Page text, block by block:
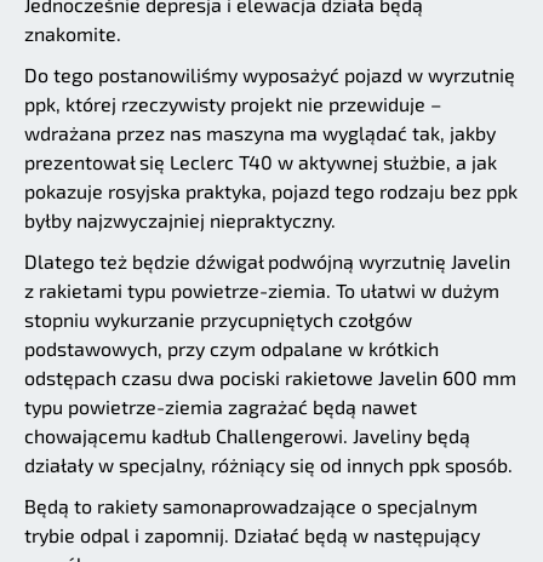
znakomite.
Do tego postanowiliśmy wyposażyć pojazd w wyrzutnię
ppk, której rzeczywisty projekt nie przewiduje –
wdrażana przez nas maszyna ma wyglądać tak, jakby
prezentował się Leclerc T40 w aktywnej służbie, a jak
pokazuje rosyjska praktyka, pojazd tego rodzaju bez ppk
byłby najzwyczajniej niepraktyczny.
Dlatego też będzie dźwigał podwójną wyrzutnię Javelin
z rakietami typu powietrze-ziemia. To ułatwi w dużym
stopniu wykurzanie przycupniętych czołgów
podstawowych, przy czym odpalane w krótkich
odstępach czasu dwa pociski rakietowe Javelin 600 mm
typu powietrze-ziemia zagrażać będą nawet
chowającemu kadłub Challengerowi. Javeliny będą
działały w specjalny, różniący się od innych ppk sposób.
Będą to rakiety samonaprowadzające o specjalnym
trybie odpal i zapomnij. Działać będą w następujący